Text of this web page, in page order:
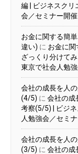
編 | ビジネスクリ
会／セミナー開催
お金に関する簡
違い) に お金に
ざっくり分けて
東京で社会人勉
会社の成長を人
(4/5) に 会社の成
考察(5/5) | ビジ
人勉強会／セミ
会社の成長を人
(3/5) に 会社の成